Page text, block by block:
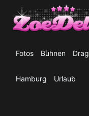
Inhalt
springen
Fotos Bühnen Drag
Hamburg Urlaub